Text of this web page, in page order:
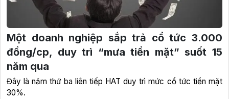
Một doanh nghiệp sắp trả cổ tức 3.000
đồng/cp, duy trì “mưa tiền mặt” suốt 15
năm qua
Đây là năm thứ ba liên tiếp HAT duy trì mức cổ tức tiền mặt
30%.